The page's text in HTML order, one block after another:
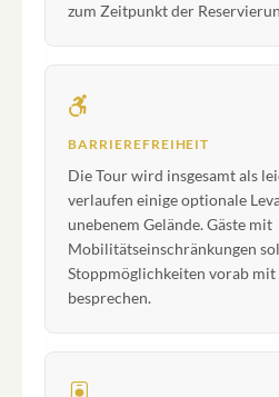
zum Zeitpunkt der
BARRIEREFREIHEIT
Die Tour wird insgesamt als
verlaufen einige optionale
unebenem Gelände. Gäste mit
Mobilitätseinschränkungen
Stoppmöglichkeiten vorab mit
besprechen.